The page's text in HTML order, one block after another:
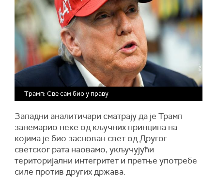
Трамп: Све сам био у праву
Западни аналитичари сматрају да је Трамп
занемарио неке од кључних принципа на
којима је био заснован свет од Другог
светског рата наовамо, укључујући
територијални интегритет и претње употребе
силе против других држава.